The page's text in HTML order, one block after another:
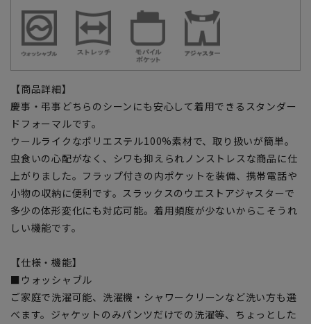
【商品詳細】
慶事・弔事どちらのシーンにも安心して着用できるスタンダー
ドフォーマルです。
ウールライクなポリエステル100%素材で、取り扱いが簡単。
虫食いの心配がなく、シワも抑えられノンストレスな商品に仕
上がりました。フラップ付きの内ポケットを装備、携帯電話や
小物の収納に便利です。スラックスのウエストアジャスターで
多少の体形変化にも対応可能。着用頻度が少ないからこそうれ
しい機能です。
【仕様・機能】
■ウォッシャブル
ご家庭で洗濯可能、洗濯機・シャワークリーンなど洗い方も選
べます。ジャケットのみパンツだけでの洗濯等、ちょっとした